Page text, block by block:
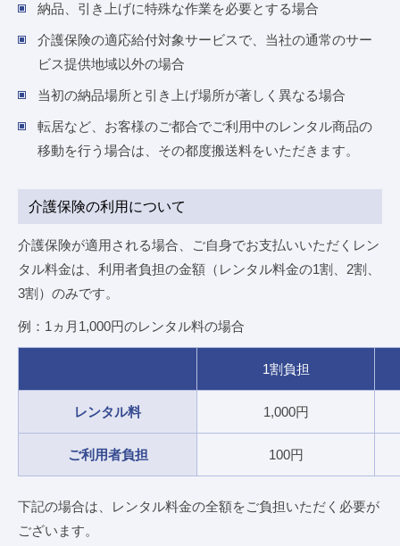
納品、引き上げに特殊な作業を必要とする場合
介護保険の適応給付対象サービスで、当社の通常のサー
ビス提供地域以外の場合
当初の納品場所と引き上げ場所が著しく異なる場合
転居など、お客様のご都合でご利用中のレンタル商品の
移動を行う場合は、その都度搬送料をいただきます。
介護保険の利用について
介護保険が適用される場合、ご自身でお支払いいただくレン
タル料金は、利用者負担の金額（レンタル料金の1割、2割、
3割）のみです。
例：1ヵ月1,000円のレンタル料の場合
1割負担
レンタル料 1,000円
ご利用者負担 100円
下記の場合は、レンタル料金の全額をご負担いただく必要が
ございます。